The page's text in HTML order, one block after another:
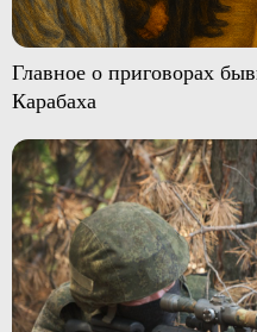
Главное о приговорах
Карабаха